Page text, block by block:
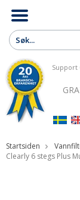
Support
Startsiden
Clearly 6 stegs Plus